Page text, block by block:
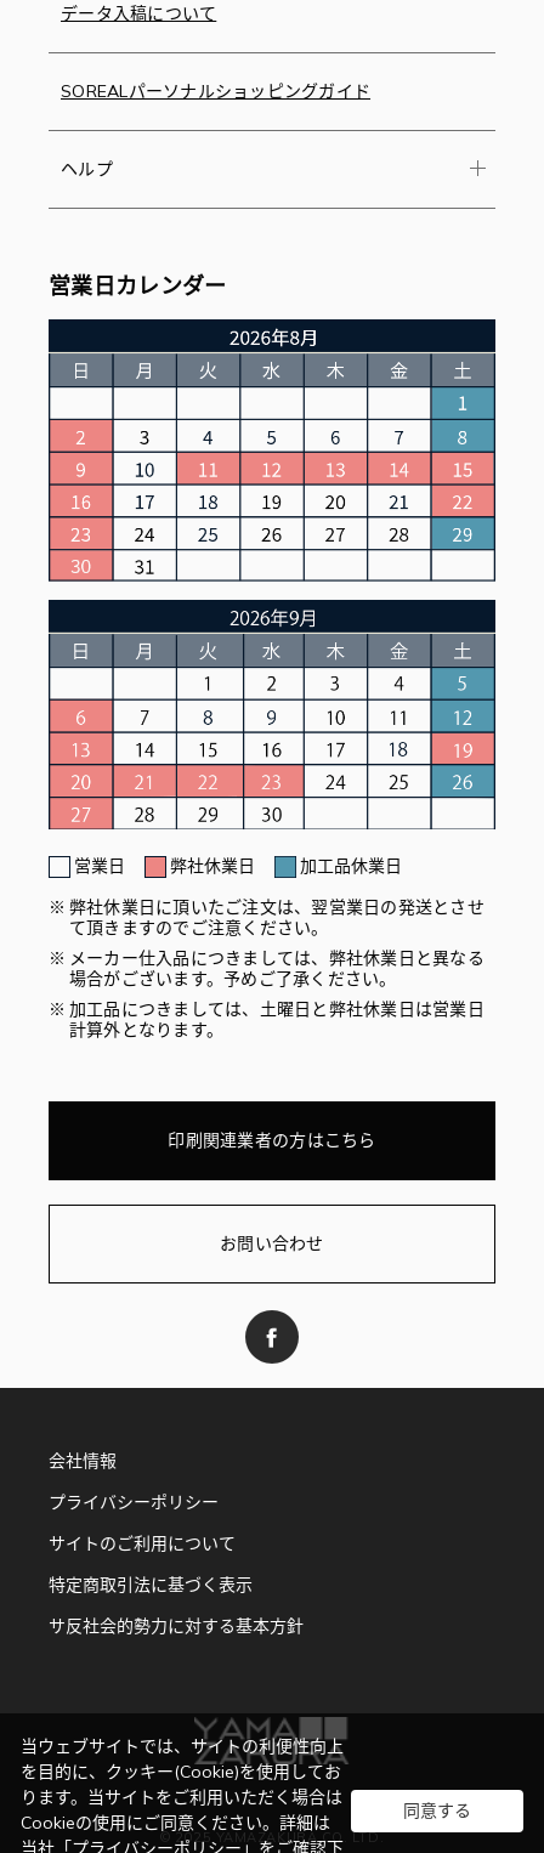
データ入稿について
SOREALパーソナルショッピングガイド
ヘルプ
営業日カレンダー
営業日 弊社休業日
加工品休業日
弊社休業日に頂いたご注文は、翌営業日の発送とさせ
て頂きますのでご注意ください。
メーカー仕入品につきましては、弊社休業日と異なる
場合がございます。予めご了承ください。
加工品につきましては、土曜日と弊社休業日は営業日
計算外となります。
印刷関連業者の方はこちら
お問い合わせ
会社情報
プライバシーポリシー
サイトのご利用について
特定商取引法に基づく表示
サ反社会的勢力に対する基本方針
© 2025 YAMAZAKURA CO. LTD.
当ウェブサイトでは、サイトの利便性向上
を目的に、クッキー(Cookie)を使用してお
ります。当サイトをご利用いただく場合は
Cookieの使用にご同意ください。詳細は
当社「プライバシーポリシー」をご確認下
同意する